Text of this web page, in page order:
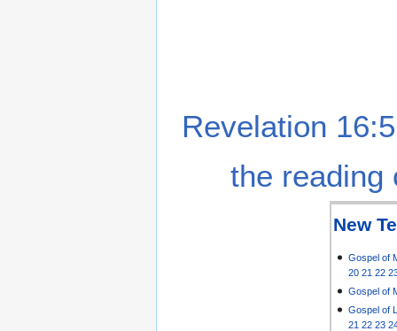
Revelation
the reading
New
Gospel of
20 21 22
Gospel of
Gospel of
21 22 23